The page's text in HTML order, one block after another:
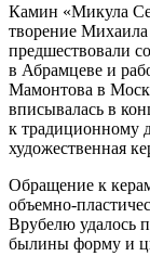
Камин «Микула
творение
предшествовали
в Абрамцеве и
Мамонтова в
вписывалась в
к традиционному
художественная
Обращение к
объемно-
Врубелю удалось
былины форму и